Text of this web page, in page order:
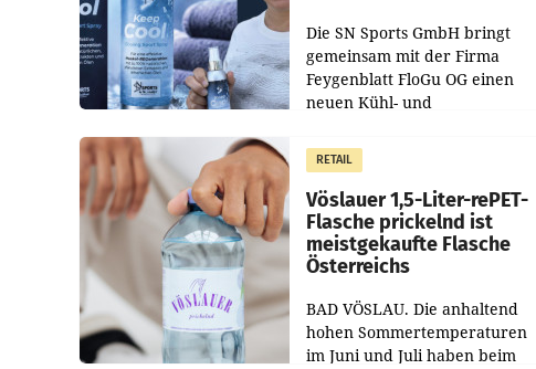
Die SN Sports GmbH bringt
gemeinsam mit der Firma
Feygenblatt FloGu OG einen
neuen Kühl- und
Markt. Das Produkt namens
„Keep Cool“ ist zu 100 Prozent
RETAIL
Vöslauer 1,5-Liter-rePET-
Flasche prickelnd ist
meistgekaufte Flasche
Österreichs
BAD VÖSLAU. Die anhaltend
hohen Sommertemperaturen
im Juni und Juli haben beim